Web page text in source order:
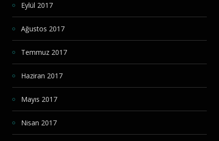
Eylül 2017
Ağustos 2017
Temmuz 2017
Haziran 2017
Mayıs 2017
Nisan 2017